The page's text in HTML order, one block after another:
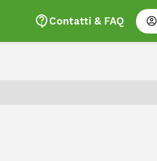
Contatti & FAQ